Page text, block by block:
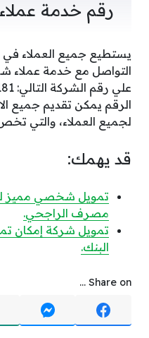
رقم خدمة عملاء
يستطيع جميع العملاء في
التواصل مع خدمة عملاء
الرقم يمكن تقديم جميع
لجميع العملاء، والتي
قد يهمك:
تمويل شخصي مميز
مصرف الراجحي.
تمويل شركة إمكان
البنك.
Share on ...